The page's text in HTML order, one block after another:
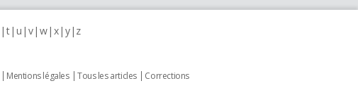
t u v w x y z
Mentions légales Tous les articles
Corrections